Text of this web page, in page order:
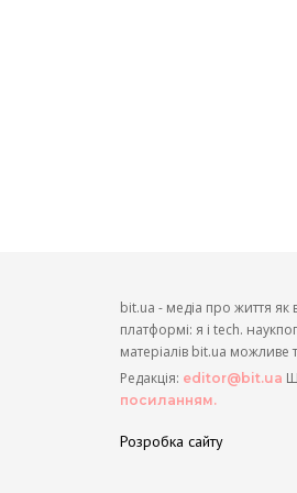
bit.ua - медіа про життя як
платформі: я і tech.
матеріалів bit.ua можливе
Редакція: editor@bit.ua
посиланням.
Розробка сайту